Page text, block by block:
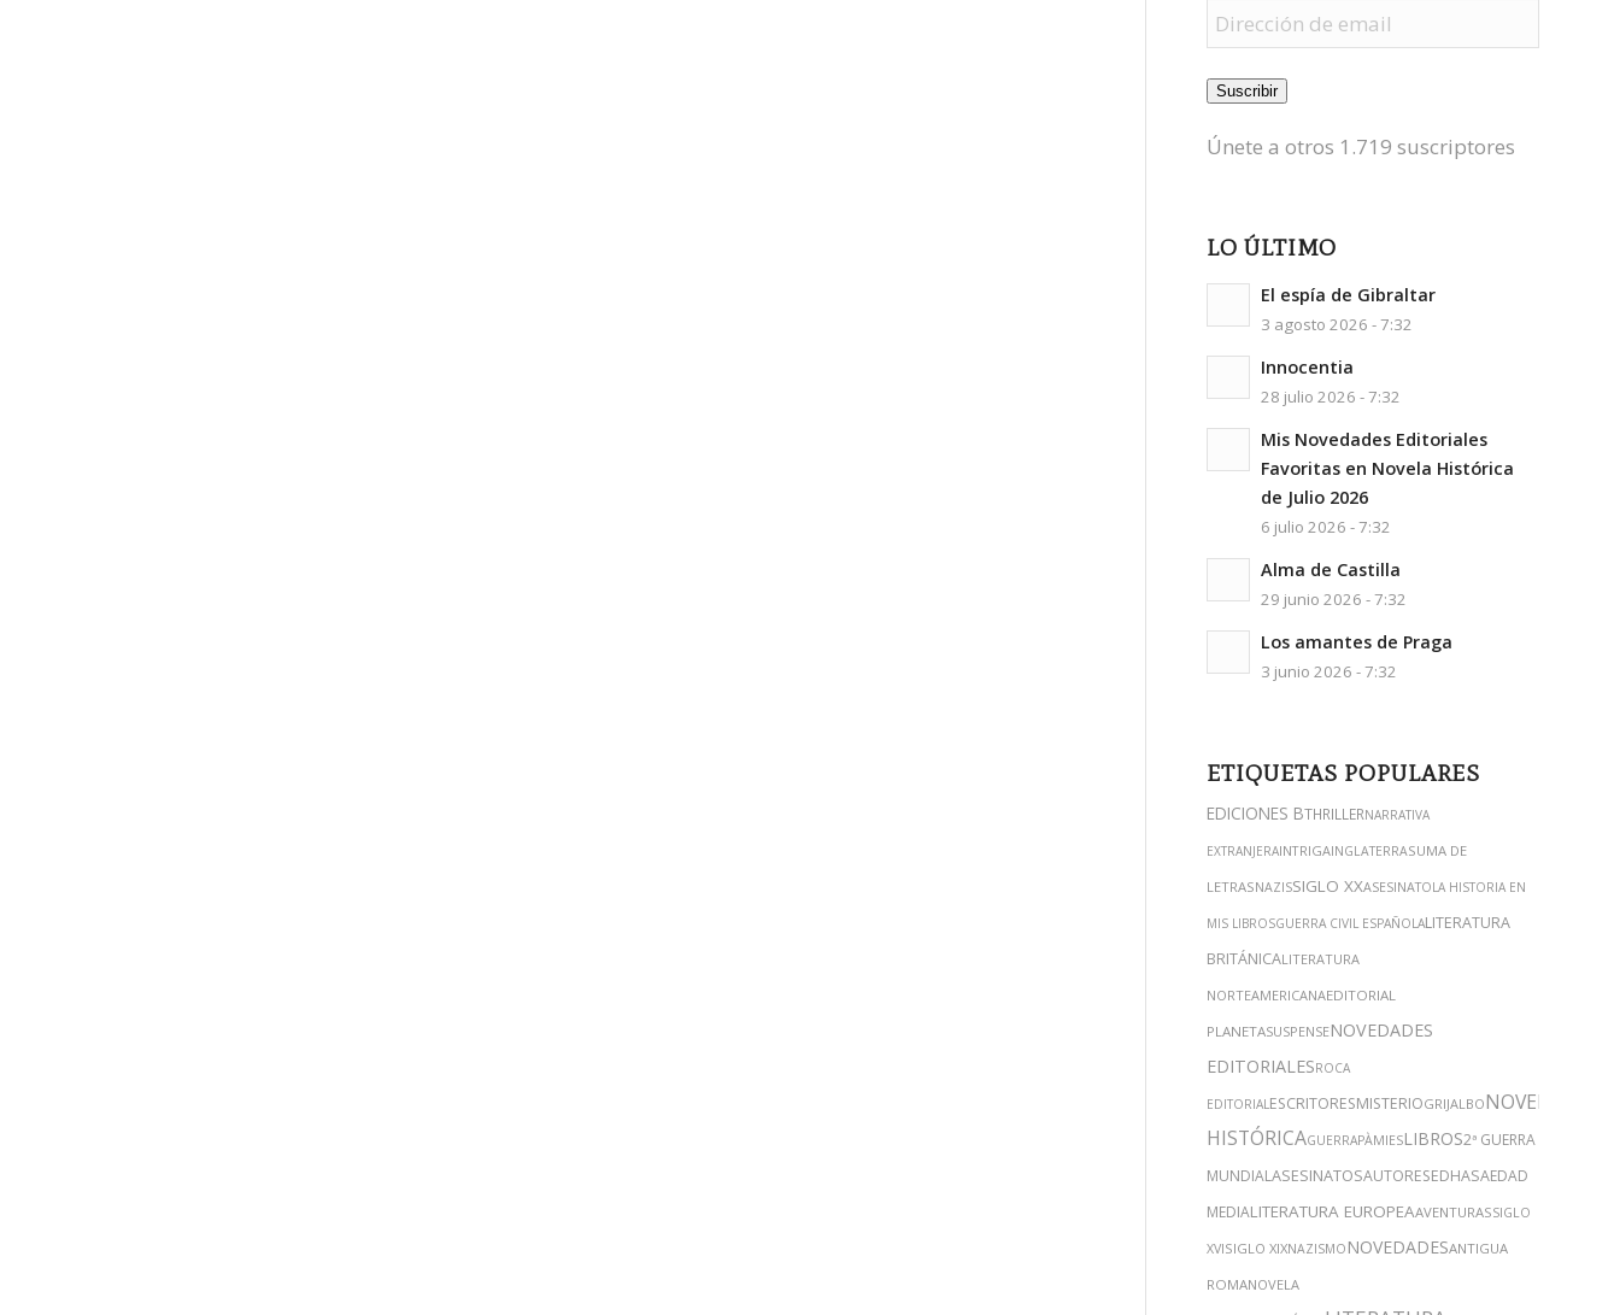
Dirección
de
email
Suscribir
Únete a otros 1.719 suscriptores
LO ÚLTIMO
El espía de Gibraltar
3 agosto 2026 - 7:32
Innocentia
28 julio 2026 - 7:32
Mis Novedades Editoriales
Favoritas en Novela Histórica
de Julio 2026
6 julio 2026 - 7:32
Alma de Castilla
29 junio 2026 - 7:32
Los amantes de Praga
3 junio 2026 - 7:32
ETIQUETAS POPULARES
EDICIONES BTHRILLERNARRATIVA
EXTRANJERAINTRIGAINGLATERRASUMA DE
LETRASNAZISSIGLO XXASESINATOLA HISTORIA EN
MIS LIBROSGUERRA CIVIL ESPAÑOLALITERATURA
BRITÁNICALITERATURA
NORTEAMERICANAEDITORIAL
PLANETASUSPENSENOVEDADES
EDITORIALESROCA
EDITORIALESCRITORESMISTERIOGRIJALBONOVELA
HISTÓRICAGUERRAPÀMIESLIBROS2ª GUERRA
MUNDIALASESINATOSAUTORESEDHASAEDAD
MEDIALITERATURA EUROPEAAVENTURASSIGLO
XVISIGLO XIXNAZISMO NOVEDADESANTIGUA
ROMANOVELA